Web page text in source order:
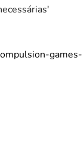
games-